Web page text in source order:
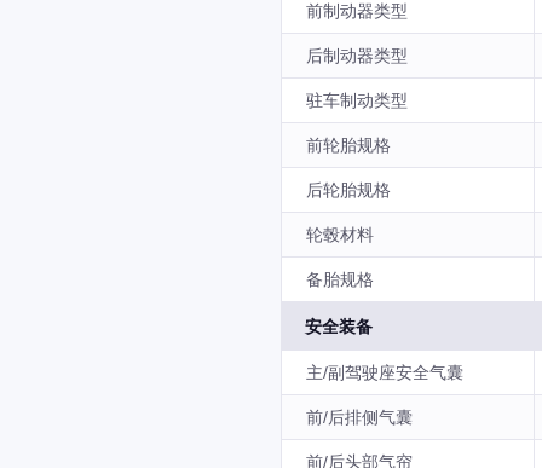
前制动器类型
后制动器类型
驻车制动类型
前轮胎规格
后轮胎规格
轮毂材料
备胎规格
安全装备
主/副驾驶座安全气囊
前/后排侧气囊
前/后头部气帘